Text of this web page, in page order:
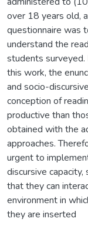
over 18 years old,
questionnaire was
understand the
students surveyed.
this work, the
and socio-discursive
conception of
productive than
obtained with the
approaches.
urgent to
discursive capacity,
that they can
environment in
they are inserted